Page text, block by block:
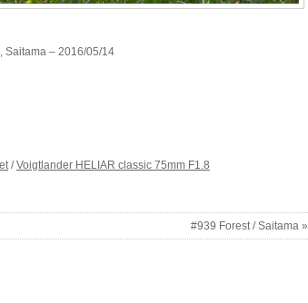
Saitama – 2016/05/14
/Voigtlander HELIAR classic 75mm F1.8
#939 Forest / Saitama »